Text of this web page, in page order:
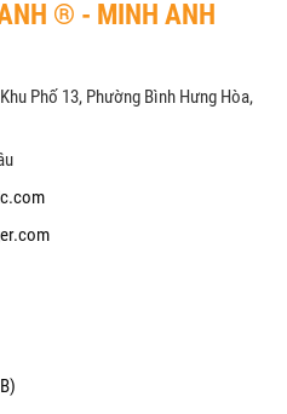
® - MINH ANH
Phố 13, Phường Bình Hưng Hòa,